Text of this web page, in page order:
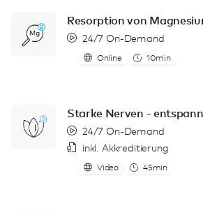
Resorption von
24/7 On-Demand
Online 10min
Starke Nerven -
24/7 On-Demand
inkl. Akkreditierung
Video 45min